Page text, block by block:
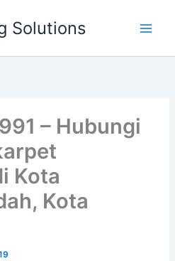
Solutions
– Hubungi
Kota
Kota